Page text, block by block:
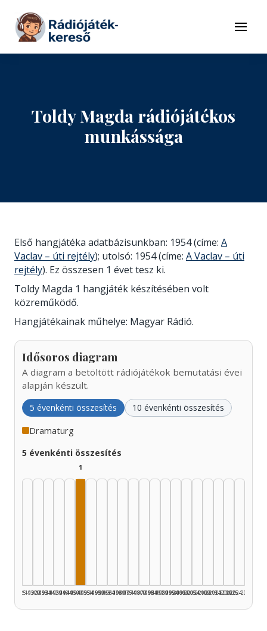
Tovább a tartalomhoz
Menü
Toldy Magda rádiójátékos
munkássága
Első hangjátéka adatbázisunkban: 1954 (címe: A
Vaclav – úti rejtély); utolsó: 1954 (címe: A Vaclav – úti
rejtély). Ez összesen 1 évet tesz ki.
Toldy Magda 1 hangjáték készítésében volt
közreműködő.
Hangjátékainak műhelye: Magyar Rádió.
Idősoros diagram
A diagram a betöltött rádiójátékok bemutatási évei
alapján készült.
5 évenkénti összesítés 10 évenkénti összesítés
Dramaturg
5 évenkénti összesítés
1925–1929
1930–1934
1935–1939
1940–1944
1945–1949
1
1950–1954
1955–1959
1960–1964
1965–1969
1970–1974
1975–1979
1980–1984
1985–1989
1990–1994
1995–1999
2000–2004
2005–2009
2010–2014
2015–2019
2020–2024
2025–2026